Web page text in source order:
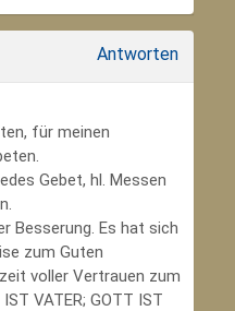
Antworten
für meinen
Gebet, hl. Messen
Besserung. Es hat sich
zum Guten
voller Vertrauen zum
VATER; GOTT IST